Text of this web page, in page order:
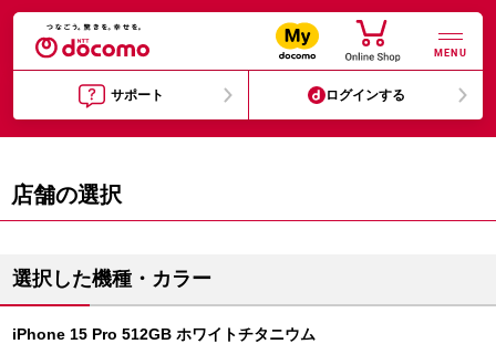
MENU
サポート ログインする
店舗の選択
選択した機種・カラー
iPhone 15 Pro 512GB ホワイトチタニウム